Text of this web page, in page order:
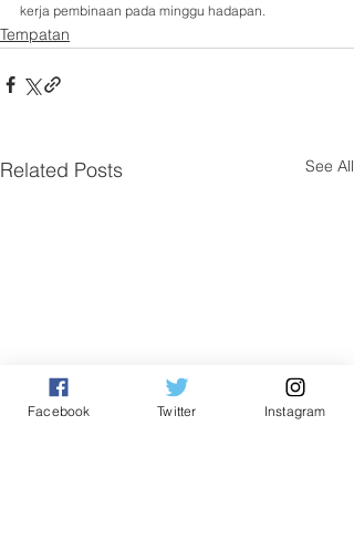
kerja pembinaan pada minggu hadapan.
Tempatan
Related Posts See All
Facebook Twitter Instagram